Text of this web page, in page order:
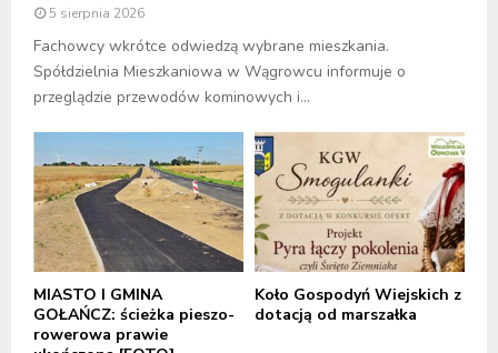
5 sierpnia 2026
Fachowcy wkrótce odwiedzą wybrane mieszkania.
Spółdzielnia Mieszkaniowa w Wągrowcu informuje o
przeglądzie przewodów kominowych i...
MIASTO I GMINA
GOŁAŃCZ: ścieżka pieszo-
rowerowa prawie
Koło Gospodyń Wiejskich z
dotacją od marszałka